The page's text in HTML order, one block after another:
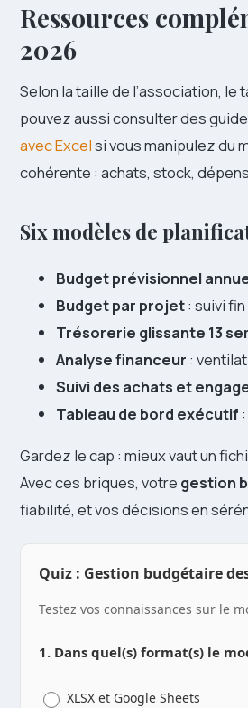
Ressources
2026
Selon la taille de l’association, le
pouvez aussi consulter des
avec Excelsi vous manipulez du
cohérente : achats, stock,
Six modèles de
Budget prévisionnel
Budget par projet: suivi
Trésorerie glissante 13
Analyse financeur :
Suivi des achats et
Tableau de bord exécutif
Gardez le cap : mieux vaut un
Avec ces briques, votre gestion
fiabilité, et vos décisions en
Quiz : Gestion budgétaire
Testez vos connaissances sur le
1. Dans quel(s) format(s) le
XLSX et Google Sheets